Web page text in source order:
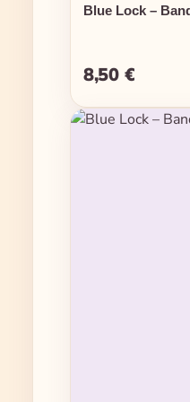
Blue Lock –
Regulärer Preis:
8,50 €